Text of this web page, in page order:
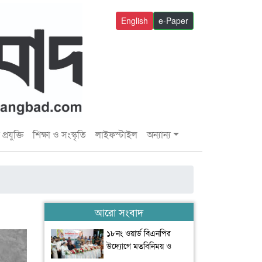
e-Paper
English
শিক্ষা ও সংস্কৃতি লাইফস্টাইল অন্যান্য
আরো সংবাদ
১৮নং ওয়ার্ড বিএনপির
উদ্যোগে মতবিনিময় ও